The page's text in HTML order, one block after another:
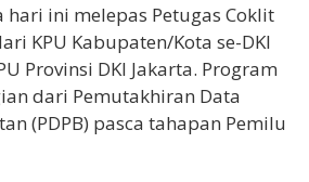
hari ini melepas Petugas Coklit
KPU Kabupaten/Kota se-DKI
Provinsi DKI Jakarta. Program
dari Pemutakhiran Data
(PDPB) pasca tahapan Pemilu